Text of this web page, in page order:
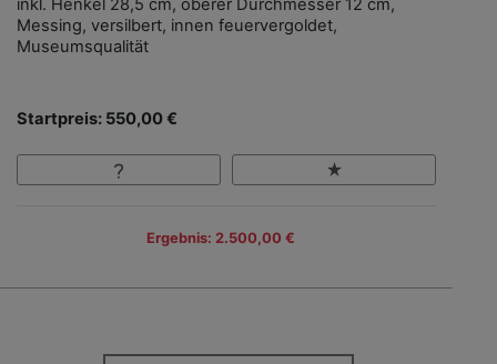
inkl. Henkel 28,5 cm, oberer Durchmesser 12 cm,
Messing, versilbert, innen feuervergoldet,
Museumsqualität
Startpreis: 550,00 €
Ergebnis: 2.500,00 €